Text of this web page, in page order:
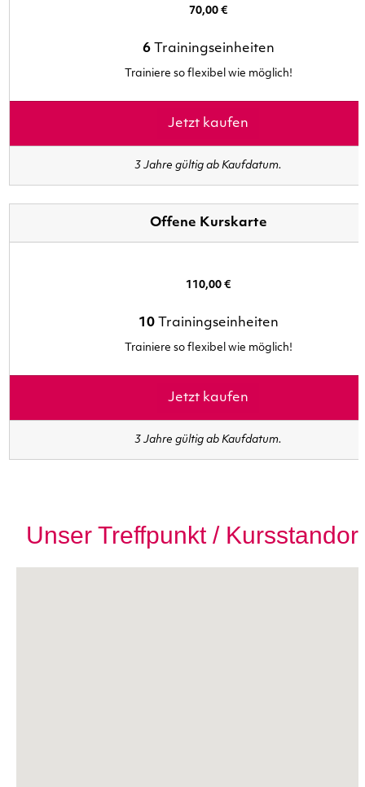
70,00 €
6Trainingseinheiten
Trainiere so flexibel wie möglich!
Jetzt kaufen
3 Jahre gültig ab Kaufdatum.
Offene Kurskarte
110,00 €
10Trainingseinheiten
Trainiere so flexibel wie möglich!
Jetzt kaufen
3 Jahre gültig ab Kaufdatum.
Unser Treffpunkt /